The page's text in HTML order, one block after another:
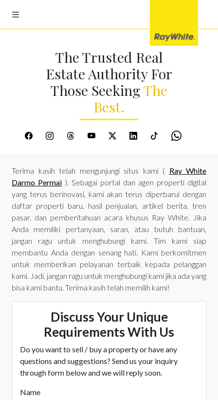
The Trusted Real
Estate Authority For
Those SeekingThe
Best.
Terima kasih telah mengunjungi situs kami ( Ray White
Darmo Permai ). Sebagai portal dan agen properti digital
yang terus berinovasi, kami akan terus diperbarui dengan
daftar properti baru, hasil penjualan, artikel berita, tren
pasar, dan pemberitahuan acara khusus Ray White. Jika
Anda memiliki pertanyaan, saran, atau butuh bantuan,
jangan ragu untuk menghubungi kami. Tim kami siap
membantu Anda dengan senang hati. Kami berkomitmen
untuk memberikan pelayanan terbaik kepada pelanggan
kami. Jadi, jangan ragu untuk menghubungi kami jika ada yang
bisa kami bantu. Terima kasih telah memilih kami!
Discuss Your Unique
Requirements With Us
Do you want to sell / buy a property or have any
questions and suggestions? Send us your inquiry
through form below and we will reply soon.
Name